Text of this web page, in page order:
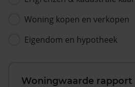
Woning kopen en verkopen
Eigendom en hypotheek
Woningwaarde rapport